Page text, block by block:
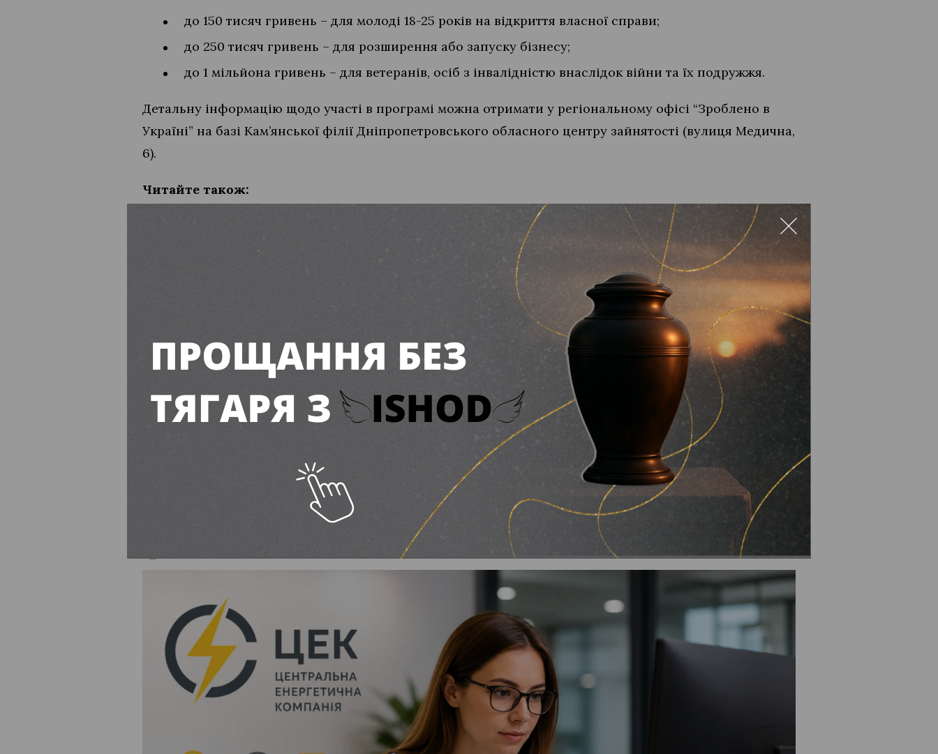
до 150 тисяч гривень – для молоді 18-25 років на відкриття власної справи;
до 250 тисяч гривень – для розширення або запуску бізнесу;
до 1 мільйона гривень – для ветеранів, осіб з інвалідністю внаслідок війни та їх подружжя.
Детальну інформацію щодо участі в програмі можна отримати у регіональному офісі “Зроблено в
Україні” на базі Кам’янської філії Дніпропетровського обласного центру зайнятості (вулиця Медична,
6).
Читайте також:
В Україні оштрафували аптеки на суму понад 200 тисяч гривень за підвищені ціни на ліки
З квітня 2025 року українців очікують зміни в оплаті лікарняних
До ЦЕК шукають інженера Сервісного центру
обслуговування клієнтів